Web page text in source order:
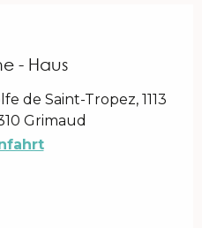
- Haus
de Saint-Tropez, 1113
Grimaud